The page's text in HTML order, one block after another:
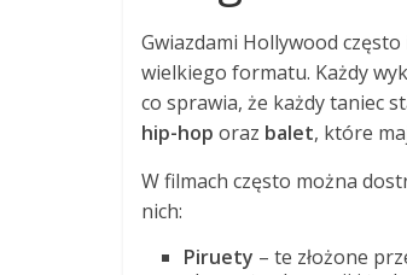
Gwiazdami Hollywood
wielkiego formatu. Każdy
co sprawia, że każdy taniec
hip-hop oraz balet, które
W filmach często można
nich:
Piruety – te złożone